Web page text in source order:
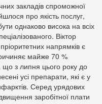
закладів спроможної
про якість послуг,
однаково висока на всіх
Віктор
напрямків є
майже 70 %
що з липня цього року до
усі препарати, які є у
Серед урядових
заробітної плати